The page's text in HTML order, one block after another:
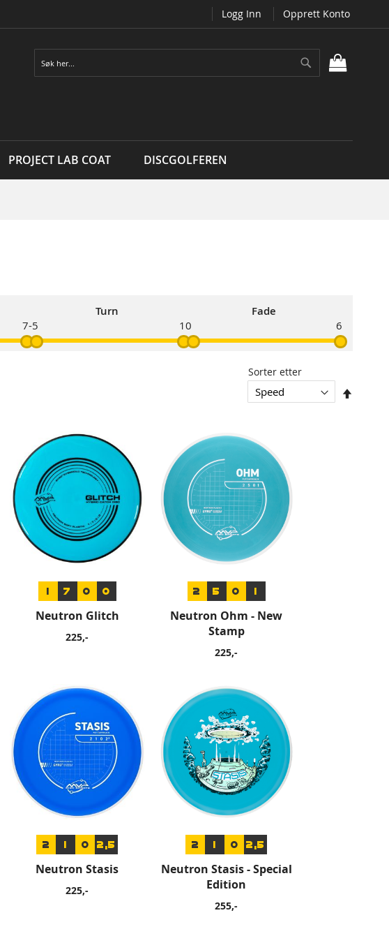
Logg Inn Opprett Konto
Søk
PROJECT LAB COAT DISCGOLFEREN
7
Turn
-5 1
Fade
0 6
Sorter etter
1 7 0 0
Neutron Glitch
225,-
2 5 0 1
Neutron Ohm - New
Stamp
225,-
2 1 0 2,5
Neutron Stasis
225,-
2 1 0 2,5
Neutron Stasis - Special
Edition
255,-